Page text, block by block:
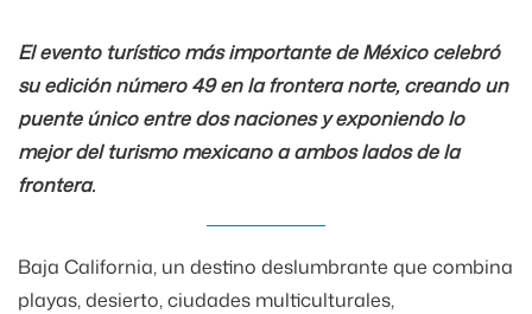
El evento turístico más importante de México celebró
su edición número 49 en la frontera norte, creando un
puente único entre dos naciones y exponiendo lo
mejor del turismo mexicano a ambos lados de la
frontera.
Baja California, un destino deslumbrante que combina
playas, desierto, ciudades multiculturales,